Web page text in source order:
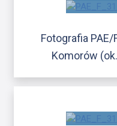
Fotografia
Komorów